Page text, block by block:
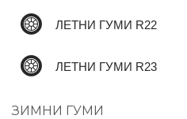
ЛЕТНИ ГУМИ R22
ЛЕТНИ ГУМИ R23
ЗИМНИ ГУМИ